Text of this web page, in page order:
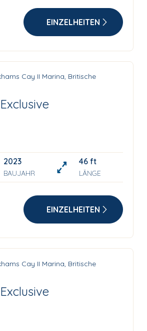
EINZELHEITEN
Cay II Marina, Britische
2023
BAUJAHR
46 ft
LÄNGE
EINZELHEITEN
Cay II Marina, Britische